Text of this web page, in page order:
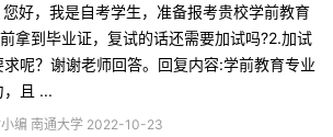
好，我是自考学生，准备报考贵校学前教育
拿到毕业证，复试的话还需要加试吗?2.加试
呢？谢谢老师回答。回复内容:学前教育专业
，且 ...
编 南通大学 2022-10-23